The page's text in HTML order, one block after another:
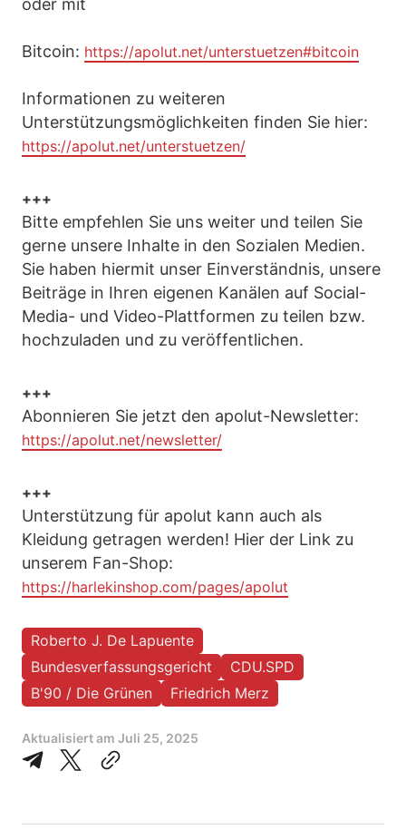
oder mit
Bitcoin: https://apolut.net/unterstuetzen#bitcoin
Informationen zu weiteren
Unterstützungsmöglichkeiten finden Sie hier:
https://apolut.net/unterstuetzen/
+++
Bitte empfehlen Sie uns weiter und teilen Sie
gerne unsere Inhalte in den Sozialen Medien.
Sie haben hiermit unser Einverständnis, unsere
Beiträge in Ihren eigenen Kanälen auf Social-
Media- und Video-Plattformen zu teilen bzw.
hochzuladen und zu veröffentlichen.
+++
Abonnieren Sie jetzt den apolut-Newsletter:
https://apolut.net/newsletter/
+++
Unterstützung für apolut kann auch als
Kleidung getragen werden! Hier der Link zu
unserem Fan-Shop:
https://harlekinshop.com/pages/apolut
Roberto J. De Lapuente
Bundesverfassungsgericht
CDU.SPD
B'90 / Die Grünen
Friedrich Merz
Aktualisiert am Juli 25, 2025